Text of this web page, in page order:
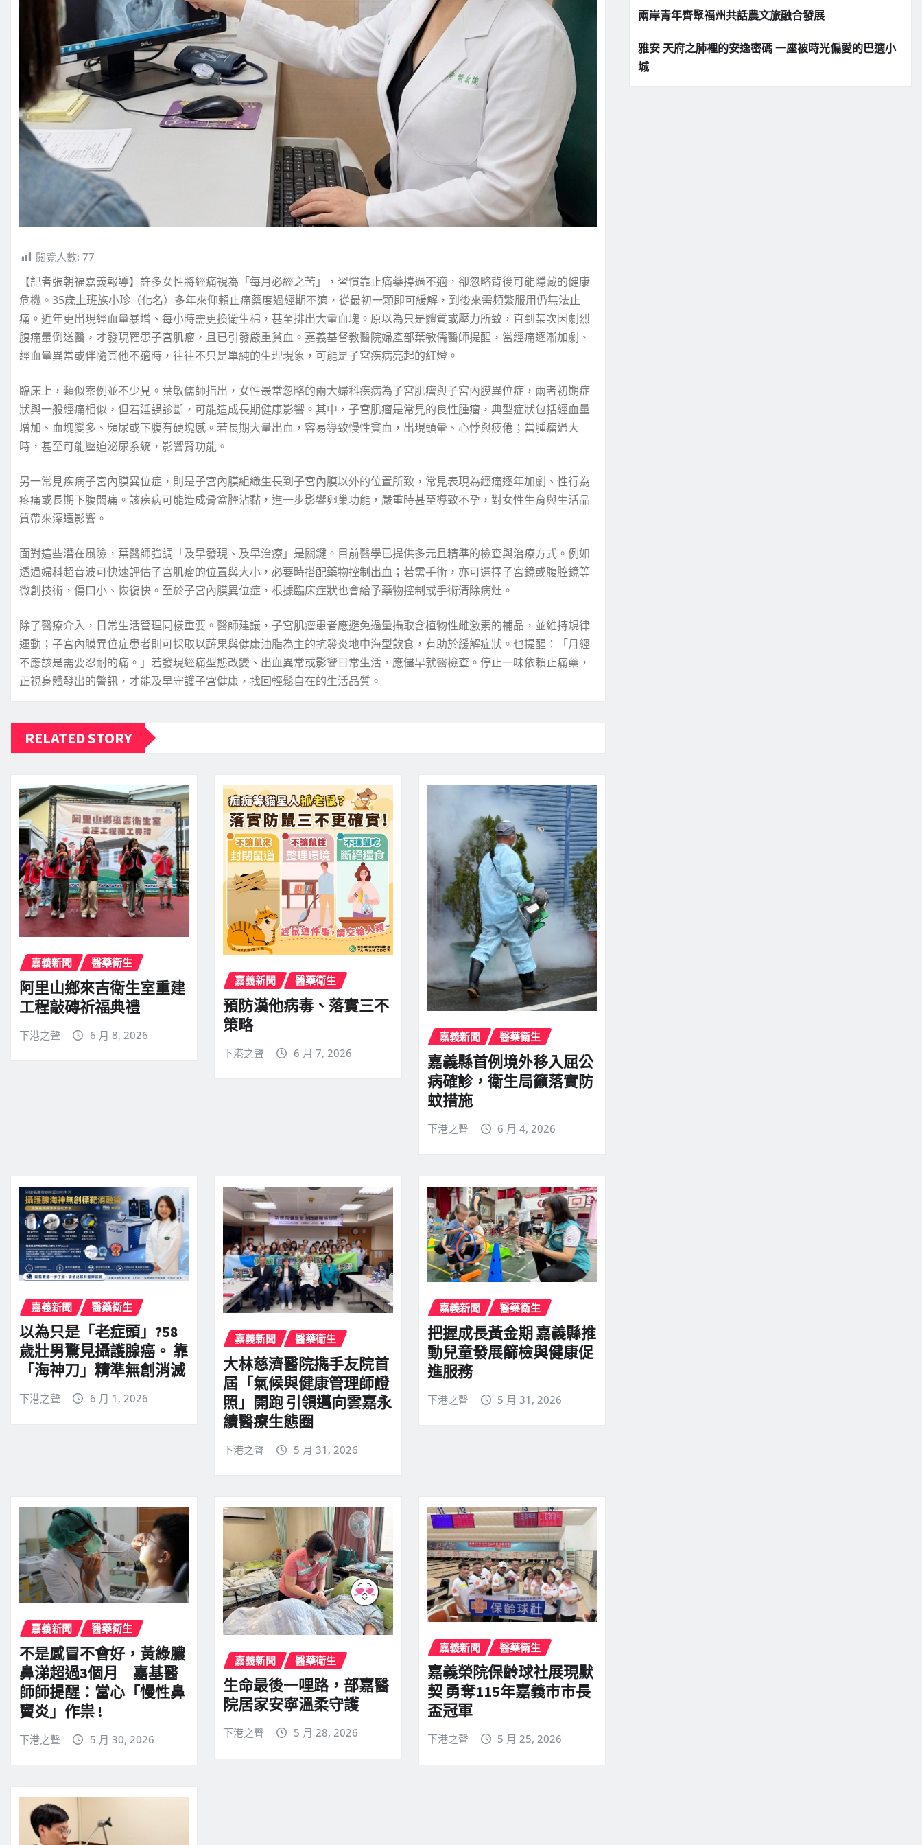
閱覽人數: 77
【記者張朝福嘉義報導】許多女性將經痛視為「每月必經之苦」，習慣靠止痛藥撐過不適，卻忽略背後可能隱藏的健康
危機。35歲上班族小珍（化名）多年來仰賴止痛藥度過經期不適，從最初一顆即可緩解，到後來需頻繁服用仍無法止
痛。近年更出現經血量暴增、每小時需更換衛生棉，甚至排出大量血塊。原以為只是體質或壓力所致，直到某次因劇烈
腹痛暈倒送醫，才發現罹患子宮肌瘤，且已引發嚴重貧血。嘉義基督教醫院婦產部葉敏儒醫師提醒，當經痛逐漸加劇、
經血量異常或伴隨其他不適時，往往不只是單純的生理現象，可能是子宮疾病亮起的紅燈。
臨床上，類似案例並不少見。葉敏儒師指出，女性最常忽略的兩大婦科疾病為子宮肌瘤與子宮內膜異位症，兩者初期症
狀與一般經痛相似，但若延誤診斷，可能造成長期健康影響。其中，子宮肌瘤是常見的良性腫瘤，典型症狀包括經血量
增加、血塊變多、頻尿或下腹有硬塊感。若長期大量出血，容易導致慢性貧血，出現頭暈、心悸與疲倦；當腫瘤過大
時，甚至可能壓迫泌尿系統，影響腎功能。
另一常見疾病子宮內膜異位症，則是子宮內膜組織生長到子宮內膜以外的位置所致，常見表現為經痛逐年加劇、性行為
疼痛或長期下腹悶痛。該疾病可能造成骨盆腔沾黏，進一步影響卵巢功能，嚴重時甚至導致不孕，對女性生育與生活品
質帶來深遠影響。
面對這些潛在風險，葉醫師強調「及早發現、及早治療」是關鍵。目前醫學已提供多元且精準的檢查與治療方式。例如
透過婦科超音波可快速評估子宮肌瘤的位置與大小，必要時搭配藥物控制出血；若需手術，亦可選擇子宮鏡或腹腔鏡等
微創技術，傷口小、恢復快。至於子宮內膜異位症，根據臨床症狀也會給予藥物控制或手術清除病灶。
除了醫療介入，日常生活管理同樣重要。醫師建議，子宮肌瘤患者應避免過量攝取含植物性雌激素的補品，並維持規律
運動；子宮內膜異位症患者則可採取以蔬果與健康油脂為主的抗發炎地中海型飲食，有助於緩解症狀。也提醒：「月經
不應該是需要忍耐的痛。」若發現經痛型態改變、出血異常或影響日常生活，應儘早就醫檢查。停止一味依賴止痛藥，
正視身體發出的警訊，才能及早守護子宮健康，找回輕鬆自在的生活品質。
RELATED STORY
嘉義新聞 醫藥衛生
阿里山鄉來吉衛生室重建
工程敲磚祈福典禮
下港之聲 6 月 8, 2026
嘉義新聞 醫藥衛生
預防漢他病毒、落實三不
策略
下港之聲 6 月 7, 2026
嘉義新聞 醫藥衛生
嘉義縣首例境外移入屈公
病確診，衛生局籲落實防
蚊措施
下港之聲 6 月 4, 2026
嘉義新聞 醫藥衛生
以為只是「老症頭」?58
歲壯男驚見攝護腺癌。 靠
「海神刀」精準無創消滅
下港之聲 6 月 1, 2026
嘉義新聞 醫藥衛生
大林慈濟醫院擕手友院首
屆「氣候與健康管理師證
照」開跑 引領邁向雲嘉永
續醫療生態圈
下港之聲 5 月 31, 2026
嘉義新聞 醫藥衛生
把握成長黃金期 嘉義縣推
動兒童發展篩檢與健康促
進服務
下港之聲 5 月 31, 2026
嘉義新聞 醫藥衛生
不是感冒不會好，黃綠膿
鼻涕超過3個月 嘉基醫
師師提醒：當心「慢性鼻
竇炎」作祟 !
下港之聲 5 月 30, 2026
嘉義新聞 醫藥衛生
生命最後一哩路，部嘉醫
院居家安寧溫柔守護
下港之聲 5 月 28, 2026
嘉義新聞 醫藥衛生
嘉義榮院保齡球社展現默
契 勇奪115年嘉義市市長
盃冠軍
下港之聲 5 月 25, 2026
兩岸青年齊聚福州共話農文旅融合發展
雅安 天府之肺裡的安逸密碼 一座被時光偏愛的巴適小
城